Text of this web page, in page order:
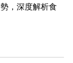
，深度解析食